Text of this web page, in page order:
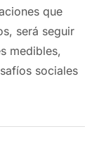
que
será seguir
medibles,
sociales